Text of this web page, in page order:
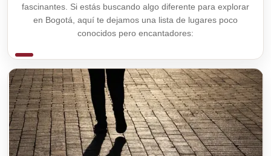
fascinantes. Si estás buscando algo diferente para explorar
en Bogotá, aquí te dejamos una lista de lugares poco
conocidos pero encantadores: